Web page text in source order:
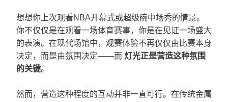
想想你上次观看NBA开幕式或超级碗中场秀的情景。
你不仅仅是在观看一场体育赛事，你是在见证一场盛大
的表演。在现代场馆中，观赛体验不再仅仅由比赛本身
决定，而是由氛围决定——而 灯光正是营造这种氛围
的关键。
然而，营造这种程度的互动并非一直可行。在传统金属